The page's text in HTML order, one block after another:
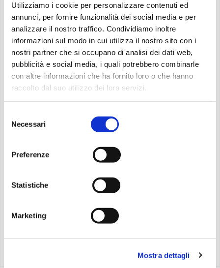
Utilizziamo i cookie per personalizzare contenuti ed
annunci, per fornire funzionalità dei social media e per
analizzare il nostro traffico. Condividiamo inoltre
informazioni sul modo in cui utilizza il nostro sito con i
nostri partner che si occupano di analisi dei dati web,
pubblicità e social media, i quali potrebbero combinarle
con altre informazioni che ha fornito loro o che hanno
raccolto dal suo utilizzo dei loro servizi.
delNecessari
Preferenze
Statistiche
Marketing
Mostra dettagli
Ingresso: Gratuito
Non perdere l’opportunità di partecipare a questo
incontro formativo e coinvolgente, inserito nella
prestigiosa rassegnaMonselice Scrive 2025. Unisciti a noi
per fare la differenza e contribuire a un futuro più equo e
Un pomeriggio di riflessioni sulla Violenza
di Genere
Per ulteriori informazioni, contatta la biblioteca al
Celebra l’8 marzo con consapevolezza e impegno,
diMonselice Scrive 2025 . Ti aspettiamo in biblioteca!